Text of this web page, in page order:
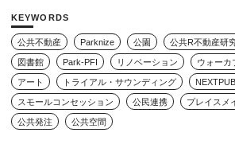
KEYWORDS
公共不動産 Parknize 公園 公共R不動産研
図書館 Park-PFI リノベーション ウォーカ
アート トライアル・サウンディング
スモールコンセッション 公民連携 プレイスメ
公共発注 公共空間